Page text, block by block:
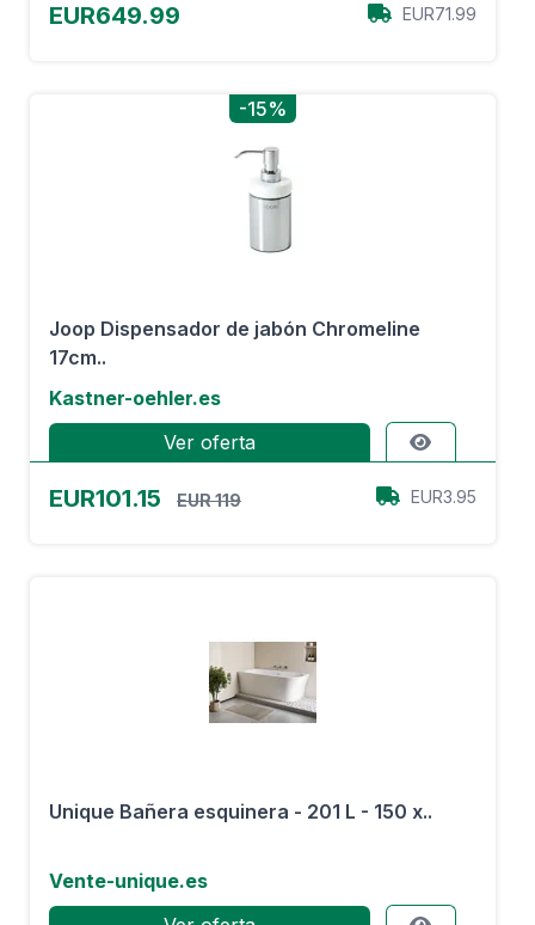
EUR649.99 EUR71.99
-15%
Joop Dispensador de jabón Chromeline
17cm..
Kastner-oehler.es
Ver oferta
EUR101.15 EUR 119 EUR3.95
Unique Bañera esquinera - 201 L - 150 x..
Vente-unique.es